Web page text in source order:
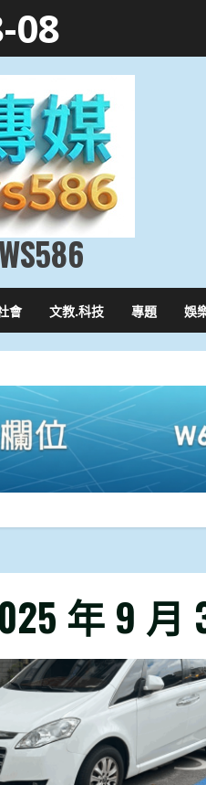
08
會 文教.科技 專題 娛
年 9 月